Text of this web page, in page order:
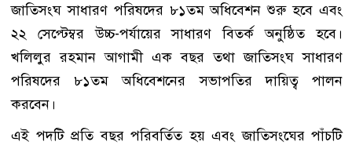
জাতিসংঘ সাধারণ পরিষদের ৮১তম অধিবেশন শুরু হবে এবং
২২ সেপ্টেম্বর উচ্চ-পর্যায়ের সাধারণ বিতর্ক অনুষ্ঠিত হবে।
খলিলুর রহমান আগামী এক বছর তথা জাতিসংঘ সাধারণ
পরিষদের ৮১তম অধিবেশনের সভাপতির দায়িত্ব পালন
করবেন।
এই পদটি প্রতি বছর পরিবর্তিত হয় এবং জাতিসংঘের পাঁচটি